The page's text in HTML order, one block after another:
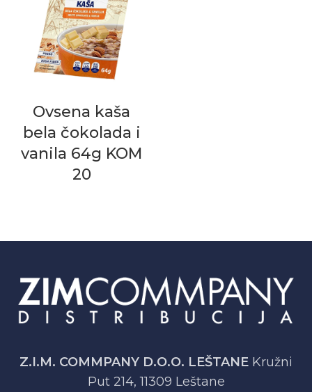
Ovsena kaša
bela čokolada i
vanila 64g KOM
20
Z.I.M. COMMPANY D.O.O. LEŠTANE Kružni
Put 214, 11309 Leštane